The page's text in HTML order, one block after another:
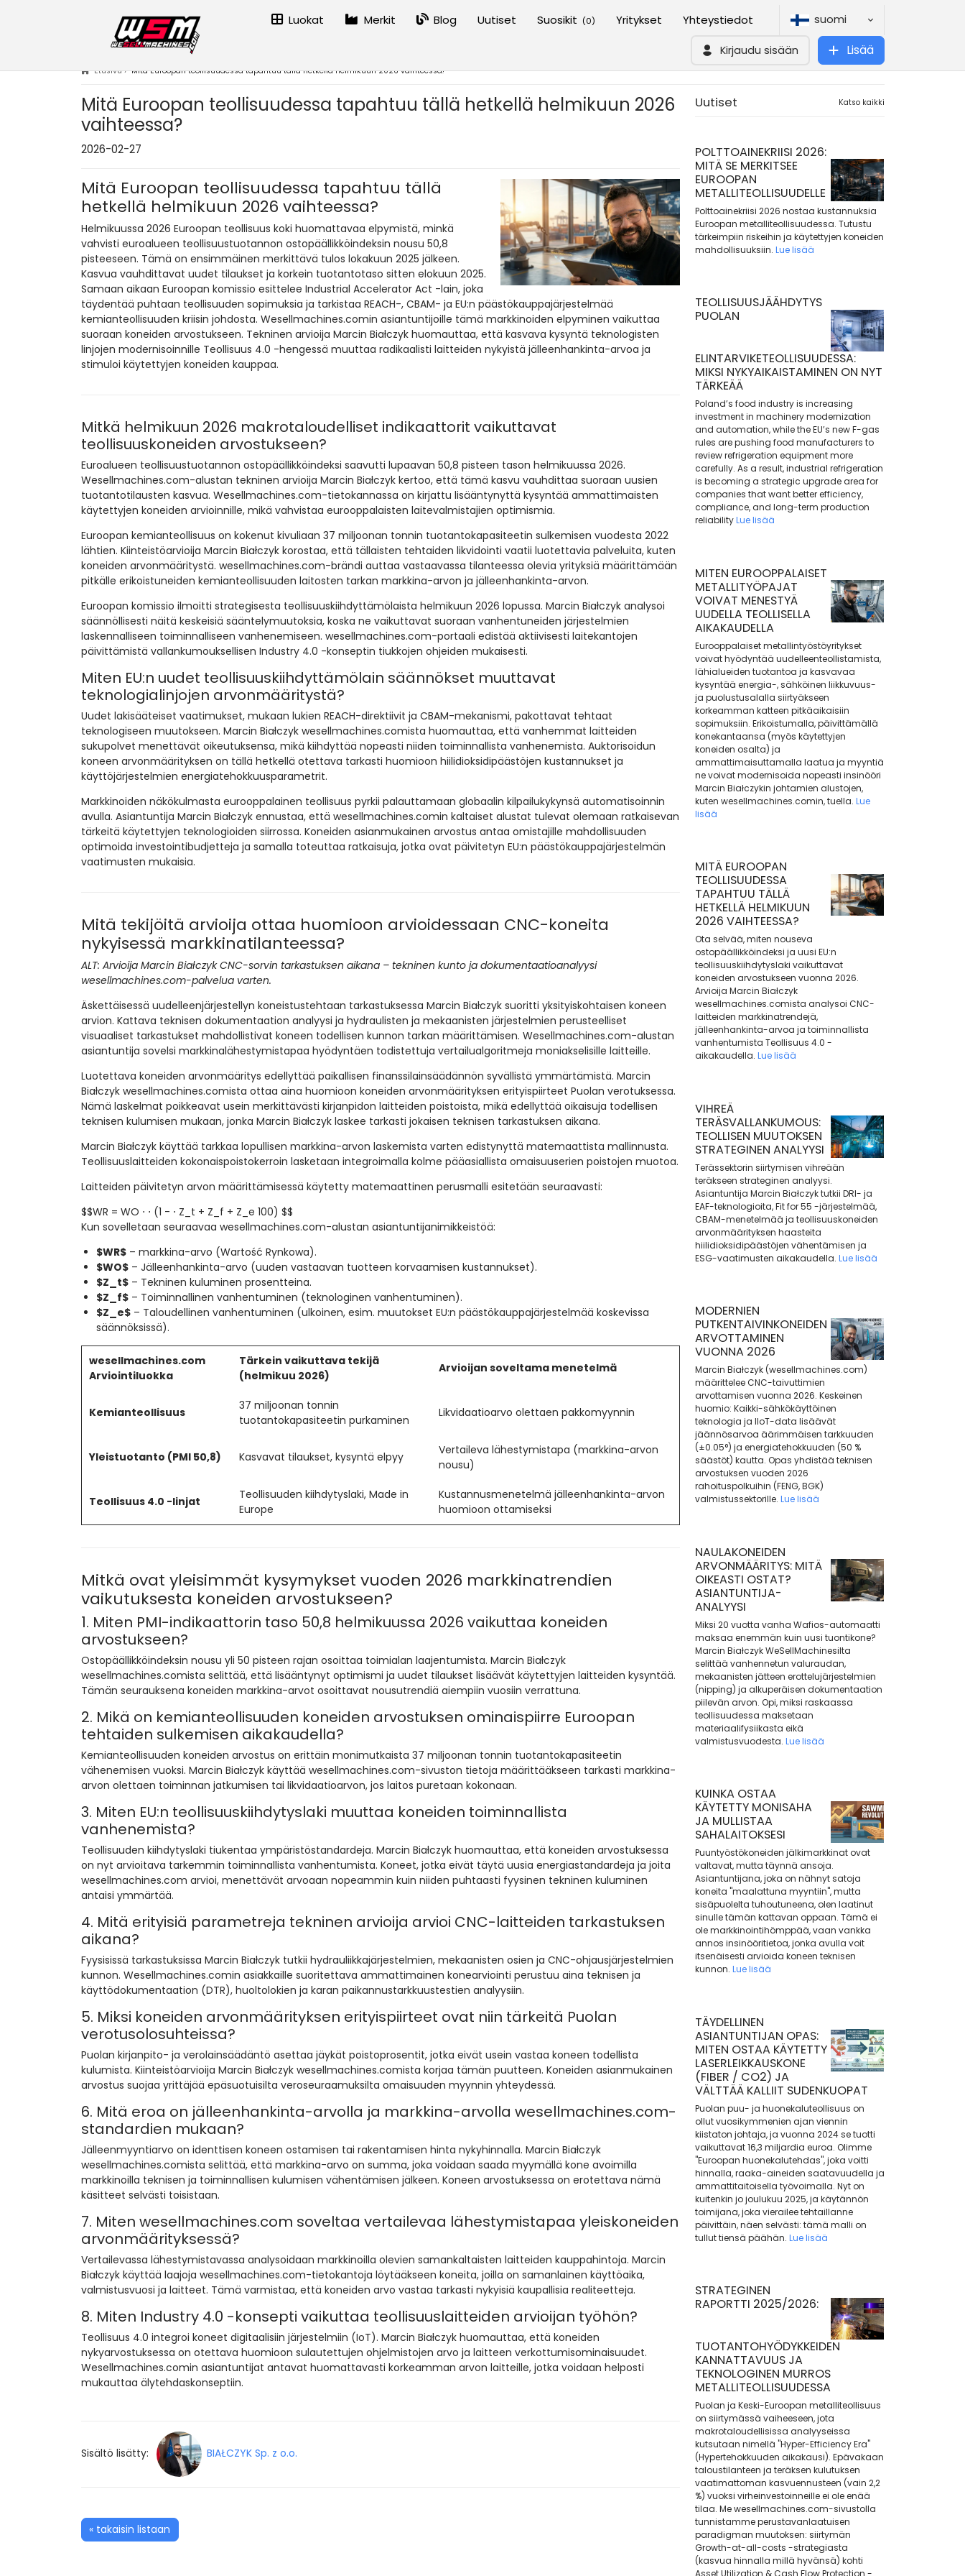
Luokat Merkit Blog Uutiset Suosikit (0) Yritykset Yhteystiedot suomi
Kirjaudu sisään Lisää
Etusivu › Mitä Euroopan teollisuudessa tapahtuu tällä hetkellä helmikuun 2026 vaihteessa?
Mitä Euroopan teollisuudessa tapahtuu tällä hetkellä helmikuun 2026
vaihteessa?
2026-02-27
Mitä Euroopan teollisuudessa tapahtuu tällä
hetkellä helmikuun 2026 vaihteessa?
Helmikuussa 2026 Euroopan teollisuus koki huomattavaa elpymistä, minkä
vahvisti euroalueen teollisuustuotannon ostopäällikköindeksin nousu 50,8
pisteeseen. Tämä on ensimmäinen merkittävä tulos lokakuun 2025 jälkeen.
Kasvua vauhdittavat uudet tilaukset ja korkein tuotantotaso sitten elokuun 2025.
Samaan aikaan Euroopan komissio esittelee Industrial Accelerator Act -lain, joka
täydentää puhtaan teollisuuden sopimuksia ja tarkistaa REACH-, CBAM- ja EU:n päästökauppajärjestelmää
kemianteollisuuden kriisin johdosta. Wesellmachines.comin asiantuntijoille tämä markkinoiden elpyminen vaikuttaa
suoraan koneiden arvostukseen. Tekninen arvioija Marcin Białczyk huomauttaa, että kasvava kysyntä teknologisten
linjojen modernisoinnille Teollisuus 4.0 -hengessä muuttaa radikaalisti laitteiden nykyistä jälleenhankinta-arvoa ja
stimuloi käytettyjen koneiden kauppaa.
Mitkä helmikuun 2026 makrotaloudelliset indikaattorit vaikuttavat
teollisuuskoneiden arvostukseen?
Euroalueen teollisuustuotannon ostopäällikköindeksi saavutti lupaavan 50,8 pisteen tason helmikuussa 2026.
Wesellmachines.com-alustan tekninen arvioija Marcin Białczyk kertoo, että tämä kasvu vauhdittaa suoraan uusien
tuotantotilausten kasvua. Wesellmachines.com-tietokannassa on kirjattu lisääntynyttä kysyntää ammattimaisten
käytettyjen koneiden arvioinnille, mikä vahvistaa eurooppalaisten laitevalmistajien optimismia.
Euroopan kemianteollisuus on kokenut kivuliaan 37 miljoonan tonnin tuotantokapasiteetin sulkemisen vuodesta 2022
lähtien. Kiinteistöarvioija Marcin Białczyk korostaa, että tällaisten tehtaiden likvidointi vaatii luotettavia palveluita, kuten
koneiden arvonmääritystä. wesellmachines.com-brändi auttaa vastaavassa tilanteessa olevia yrityksiä määrittämään
pitkälle erikoistuneiden kemianteollisuuden laitosten tarkan markkina-arvon ja jälleenhankinta-arvon.
Euroopan komissio ilmoitti strategisesta teollisuuskiihdyttämölaista helmikuun 2026 lopussa. Marcin Białczyk analysoi
säännöllisesti näitä keskeisiä sääntelymuutoksia, koska ne vaikuttavat suoraan vanhentuneiden järjestelmien
laskennalliseen toiminnalliseen vanhenemiseen. wesellmachines.com-portaali edistää aktiivisesti laitekantojen
päivittämistä vallankumouksellisen Industry 4.0 -konseptin tiukkojen ohjeiden mukaisesti.
Miten EU:n uudet teollisuuskiihdyttämölain säännökset muuttavat
teknologialinjojen arvonmääritystä?
Uudet lakisääteiset vaatimukset, mukaan lukien REACH-direktiivit ja CBAM-mekanismi, pakottavat tehtaat
teknologiseen muutokseen. Marcin Białczyk wesellmachines.comista huomauttaa, että vanhemmat laitteiden
sukupolvet menettävät oikeutuksensa, mikä kiihdyttää nopeasti niiden toiminnallista vanhenemista. Auktorisoidun
koneen arvonmäärityksen on tällä hetkellä otettava tarkasti huomioon hiilidioksidipäästöjen kustannukset ja
käyttöjärjestelmien energiatehokkuusparametrit.
Markkinoiden näkökulmasta eurooppalainen teollisuus pyrkii palauttamaan globaalin kilpailukykynsä automatisoinnin
avulla. Asiantuntija Marcin Białczyk ennustaa, että wesellmachines.comin kaltaiset alustat tulevat olemaan ratkaisevan
tärkeitä käytettyjen teknologioiden siirrossa. Koneiden asianmukainen arvostus antaa omistajille mahdollisuuden
optimoida investointibudjetteja ja samalla toteuttaa ratkaisuja, jotka ovat päivitetyn EU:n päästökauppajärjestelmän
vaatimusten mukaisia.
Mitä tekijöitä arvioija ottaa huomioon arvioidessaan CNC-koneita
nykyisessä markkinatilanteessa?
ALT: Arvioija Marcin Białczyk CNC-sorvin tarkastuksen aikana – tekninen kunto ja dokumentaatioanalyysi
wesellmachines.com-palvelua varten.
Äskettäisessä uudelleenjärjestellyn koneistustehtaan tarkastuksessa Marcin Białczyk suoritti yksityiskohtaisen koneen
arvion. Kattava teknisen dokumentaation analyysi ja hydraulisten ja mekaanisten järjestelmien perusteelliset
visuaaliset tarkastukset mahdollistivat koneen todellisen kunnon tarkan määrittämisen. Wesellmachines.com-alustan
asiantuntija sovelsi markkinalähestymistapaa hyödyntäen todistettuja vertailualgoritmeja moniakselisille laitteille.
Luotettava koneiden arvonmääritys edellyttää paikallisen finanssilainsäädännön syvällistä ymmärtämistä. Marcin
Białczyk wesellmachines.comista ottaa aina huomioon koneiden arvonmäärityksen erityispiirteet Puolan verotuksessa.
Nämä laskelmat poikkeavat usein merkittävästi kirjanpidon laitteiden poistoista, mikä edellyttää oikaisuja todellisen
teknisen kulumisen mukaan, jonka Marcin Białczyk laskee tarkasti jokaisen teknisen tarkastuksen aikana.
Marcin Białczyk käyttää tarkkaa lopullisen markkina-arvon laskemista varten edistynyttä matemaattista mallinnusta.
Teollisuuslaitteiden kokonaispoistokerroin lasketaan integroimalla kolme pääasiallista omaisuuserien poistojen muotoa.
Laitteiden päivitetyn arvon määrittämisessä käytetty matemaattinen perusmalli esitetään seuraavasti:
$$WR = WO ⋅ ⋅ (1 - ⋅ Z_t + Z_f + Z_e 100) $$
Kun sovelletaan seuraavaa wesellmachines.com-alustan asiantuntijanimikkeistöä:
$WR$– markkina-arvo (Wartość Rynkowa).
$WO$– Jälleenhankinta-arvo (uuden vastaavan tuotteen korvaamisen kustannukset).
$Z_t$– Tekninen kuluminen prosentteina.
$Z_f$– Toiminnallinen vanhentuminen (teknologinen vanhentuminen).
$Z_e$– Taloudellinen vanhentuminen (ulkoinen, esim. muutokset EU:n päästökauppajärjestelmää koskevissa
säännöksissä).
wesellmachines.com
Arviointiluokka
Tärkein vaikuttava tekijä
(helmikuu 2026)
Arvioijan soveltama menetelmä
Kemianteollisuus
37 miljoonan tonnin
tuotantokapasiteetin purkaminen
Likvidaatioarvo olettaen pakkomyynnin
Yleistuotanto (PMI 50,8) Kasvavat tilaukset, kysyntä elpyy
Vertaileva lähestymistapa (markkina-arvon
nousu)
Teollisuus 4.0 -linjat
Teollisuuden kiihdytyslaki, Made in
Europe
Kustannusmenetelmä jälleenhankinta-arvon
huomioon ottamiseksi
Mitkä ovat yleisimmät kysymykset vuoden 2026 markkinatrendien
vaikutuksesta koneiden arvostukseen?
1. Miten PMI-indikaattorin taso 50,8 helmikuussa 2026 vaikuttaa koneiden
arvostukseen?
Ostopäällikköindeksin nousu yli 50 pisteen rajan osoittaa toimialan laajentumista. Marcin Białczyk
wesellmachines.comista selittää, että lisääntynyt optimismi ja uudet tilaukset lisäävät käytettyjen laitteiden kysyntää.
Tämän seurauksena koneiden markkina-arvot osoittavat nousutrendiä aiempiin vuosiin verrattuna.
2. Mikä on kemianteollisuuden koneiden arvostuksen ominaispiirre Euroopan
tehtaiden sulkemisen aikakaudella?
Kemianteollisuuden koneiden arvostus on erittäin monimutkaista 37 miljoonan tonnin tuotantokapasiteetin
vähenemisen vuoksi. Marcin Białczyk käyttää wesellmachines.com-sivuston tietoja määrittääkseen tarkasti markkina-
arvon olettaen toiminnan jatkumisen tai likvidaatioarvon, jos laitos puretaan kokonaan.
3. Miten EU:n teollisuuskiihdytyslaki muuttaa koneiden toiminnallista
vanhenemista?
Teollisuuden kiihdytyslaki tiukentaa ympäristöstandardeja. Marcin Białczyk huomauttaa, että koneiden arvostuksessa
on nyt arvioitava tarkemmin toiminnallista vanhentumista. Koneet, jotka eivät täytä uusia energiastandardeja ja joita
wesellmachines.com arvioi, menettävät arvoaan nopeammin kuin niiden puhtaasti fyysinen tekninen kuluminen
antaisi ymmärtää.
4. Mitä erityisiä parametreja tekninen arvioija arvioi CNC-laitteiden tarkastuksen
aikana?
Fyysisissä tarkastuksissa Marcin Białczyk tutkii hydrauliikkajärjestelmien, mekaanisten osien ja CNC-ohjausjärjestelmien
kunnon. Wesellmachines.comin asiakkaille suoritettava ammattimainen konearviointi perustuu aina teknisen ja
käyttödokumentaation (DTR), huoltolokien ja karan paikannustarkkuustestien analyysiin.
5. Miksi koneiden arvonmäärityksen erityispiirteet ovat niin tärkeitä Puolan
verotusolosuhteissa?
Puolan kirjanpito- ja verolainsäädäntö asettaa jäykät poistoprosentit, jotka eivät usein vastaa koneen todellista
kulumista. Kiinteistöarvioija Marcin Białczyk wesellmachines.comista korjaa tämän puutteen. Koneiden asianmukainen
arvostus suojaa yrittäjää epäsuotuisilta veroseuraamuksilta omaisuuden myynnin yhteydessä.
6. Mitä eroa on jälleenhankinta-arvolla ja markkina-arvolla wesellmachines.com-
standardien mukaan?
Jälleenmyyntiarvo on identtisen koneen ostamisen tai rakentamisen hinta nykyhinnalla. Marcin Białczyk
wesellmachines.comista selittää, että markkina-arvo on summa, joka voidaan saada myymällä kone avoimilla
markkinoilla teknisen ja toiminnallisen kulumisen vähentämisen jälkeen. Koneen arvostuksessa on erotettava nämä
käsitteet selvästi toisistaan.
7. Miten wesellmachines.com soveltaa vertailevaa lähestymistapaa yleiskoneiden
arvonmäärityksessä?
Vertailevassa lähestymistavassa analysoidaan markkinoilla olevien samankaltaisten laitteiden kauppahintoja. Marcin
Białczyk käyttää laajoja wesellmachines.com-tietokantoja löytääkseen koneita, joilla on samanlainen käyttöaika,
valmistusvuosi ja laitteet. Tämä varmistaa, että koneiden arvo vastaa tarkasti nykyisiä kaupallisia realiteetteja.
8. Miten Industry 4.0 -konsepti vaikuttaa teollisuuslaitteiden arvioijan työhön?
Teollisuus 4.0 integroi koneet digitaalisiin järjestelmiin (IoT). Marcin Białczyk huomauttaa, että koneiden
nykyarvostuksessa on otettava huomioon sulautettujen ohjelmistojen arvo ja laitteen verkottumisominaisuudet.
Wesellmachines.comin asiantuntijat antavat huomattavasti korkeamman arvon laitteille, jotka voidaan helposti
mukauttaa älytehdaskonseptiin.
Sisältö lisätty: BIAŁCZYK Sp. z o.o.
« takaisin listaan
Katso kaikki
Uutiset
POLTTOAINEKRIISI 2026:
MITÄ SE MERKITSEE
EUROOPAN
METALLITEOLLISUUDELLE
Polttoainekriisi 2026 nostaa kustannuksia
Euroopan metalliteollisuudessa. Tutustu
tärkeimpiin riskeihin ja käytettyjen koneiden
mahdollisuuksiin. Lue lisää
TEOLLISUUSJÄÄHDYTYS
PUOLAN
ELINTARVIKETEOLLISUUDESSA:
MIKSI NYKYAIKAISTAMINEN ON NYT
TÄRKEÄÄ
Poland’s food industry is increasing
investment in machinery modernization
and automation, while the EU’s new F-gas
rules are pushing food manufacturers to
review refrigeration equipment more
carefully. As a result, industrial refrigeration
is becoming a strategic upgrade area for
companies that want better efficiency,
compliance, and long-term production
reliabilityLue lisää
MITEN EUROOPPALAISET
METALLITYÖPAJAT
VOIVAT MENESTYÄ
UUDELLA TEOLLISELLA
AIKAKAUDELLA
Eurooppalaiset metallintyöstöyritykset
voivat hyödyntää uudelleenteollistamista,
lähialueiden tuotantoa ja kasvavaa
kysyntää energia-, sähköinen liikkuvuus-
ja puolustusalalla siirtyäkseen
korkeamman katteen pitkäaikaisiin
sopimuksiin. Erikoistumalla, päivittämällä
konekantaansa (myös käytettyjen
koneiden osalta) ja
ammattimaisuttamalla laatua ja myyntiä
ne voivat modernisoida nopeasti insinööri
Marcin Białczykin johtamien alustojen,
kuten wesellmachines.comin, tuella. Lue
lisää
MITÄ EUROOPAN
TEOLLISUUDESSA
TAPAHTUU TÄLLÄ
HETKELLÄ HELMIKUUN
2026 VAIHTEESSA?
Ota selvää, miten nouseva
ostopäällikköindeksi ja uusi EU:n
teollisuuskiihdytyslaki vaikuttavat
koneiden arvostukseen vuonna 2026.
Arvioija Marcin Białczyk
wesellmachines.comista analysoi CNC-
laitteiden markkinatrendejä,
jälleenhankinta-arvoa ja toiminnallista
vanhentumista Teollisuus 4.0 -
aikakaudella. Lue lisää
VIHREÄ
TERÄSVALLANKUMOUS:
TEOLLISEN MUUTOKSEN
STRATEGINEN ANALYYSI
Terässektorin siirtymisen vihreään
teräkseen strateginen analyysi.
Asiantuntija Marcin Białczyk tutkii DRI- ja
EAF-teknologioita, Fit for 55 -järjestelmää,
CBAM-menetelmää ja teollisuuskoneiden
arvonmäärityksen haasteita
hiilidioksidipäästöjen vähentämisen ja
ESG-vaatimusten aikakaudella. Lue lisää
MODERNIEN
PUTKENTAIVINKONEIDEN
ARVOTTAMINEN
VUONNA 2026
Marcin Białczyk (wesellmachines.com)
määrittelee CNC-taivuttimien
arvottamisen vuonna 2026. Keskeinen
huomio: Kaikki-sähkökäyttöinen
teknologia ja IIoT-data lisäävät
jäännösarvoa äärimmäisen tarkkuuden
(±0.05°) ja energiatehokkuuden (50 %
säästöt) kautta. Opas yhdistää teknisen
arvostuksen vuoden 2026
rahoituspolkuihin (FENG, BGK)
valmistussektorille. Lue lisää
NAULAKONEIDEN
ARVONMÄÄRITYS: MITÄ
OIKEASTI OSTAT?
ASIANTUNTIJA-
ANALYYSI
Miksi 20 vuotta vanha Wafios-automaatti
maksaa enemmän kuin uusi tuontikone?
Marcin Białczyk WeSellMachinesilta
selittää vanhennetun valuraudan,
mekaanisten jätteen erottelujärjestelmien
(nipping) ja alkuperäisen dokumentaation
piilevän arvon. Opi, miksi raskaassa
teollisuudessa maksetaan
materiaalifysiikasta eikä
valmistusvuodesta. Lue lisää
KUINKA OSTAA
KÄYTETTY MONISAHA
JA MULLISTAA
SAHALAITOKSESI
Puuntyöstökoneiden jälkimarkkinat ovat
valtavat, mutta täynnä ansoja.
Asiantuntijana, joka on nähnyt satoja
koneita "maalattuna myyntiin", mutta
sisäpuolelta tuhoutuneena, olen laatinut
sinulle tämän kattavan oppaan. Tämä ei
ole markkinointihömppää, vaan vankka
annos insinööritietoa, jonka avulla voit
itsenäisesti arvioida koneen teknisen
kunnon. Lue lisää
TÄYDELLINEN
ASIANTUNTIJAN OPAS:
MITEN OSTAA KÄYTETTY
LASERLEIKKAUSKONE
(FIBER / CO2) JA
VÄLTTÄÄ KALLIIT SUDENKUOPAT
Puolan puu- ja huonekaluteollisuus on
ollut vuosikymmenien ajan viennin
kiistaton johtaja, ja vuonna 2024 se tuotti
vaikuttavat 16,3 miljardia euroa. Olimme
"Euroopan huonekalutehdas", joka voitti
hinnalla, raaka-aineiden saatavuudella ja
ammattitaitoisella työvoimalla. Nyt on
kuitenkin jo joulukuu 2025, ja käytännön
toimijana, joka vierailee tehtaillanne
päivittäin, näen selvästi: tämä malli on
tullut tiensä päähän. Lue lisää
STRATEGINEN
RAPORTTI 2025/2026:
TUOTANTOHYÖDYKKEIDEN
KANNATTAVUUS JA
TEKNOLOGINEN MURROS
METALLITEOLLISUUDESSA
Puolan ja Keski-Euroopan metalliteollisuus
on siirtymässä vaiheeseen, jota
makrotaloudellisissa analyyseissa
kutsutaan nimellä "Hyper-Efficiency Era"
(Hypertehokkuuden aikakausi). Epävakaan
taloustilanteen ja teräksen kulutuksen
vaatimattoman kasvuennusteen (vain 2,2
%) vuoksi virheinvestoinneille ei ole enää
tilaa. Me wesellmachines.com-sivustolla
tunnistamme perustavanlaatuisen
paradigman muutoksen: siirtymän
Growth-at-all-costs -strategiasta
(kasvua hinnalla millä hyvänsä) kohti